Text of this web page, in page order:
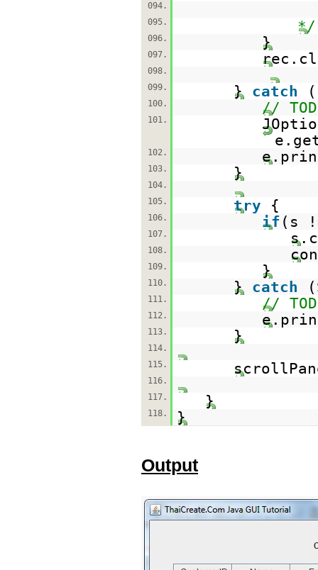
094.
095.
*/
096. }
097.
098.
099.
} catch
100. //
101.
102.
103. }
104.
105.
try {
106. if (s
107.
108.
109. }
110. } catch
111. //
112.
113. }
114.
115.
116.
117.
}
118. }
Output